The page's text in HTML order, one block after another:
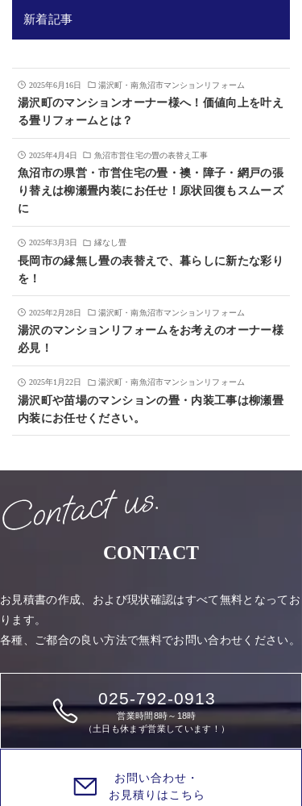
新着記事
2025年6月16日 湯沢町・南魚沼市マンションリフォーム
湯沢町のマンションオーナー様へ！価値向上を叶え
る畳リフォームとは？
2025年4月4日 魚沼市営住宅の畳の表替え工事
魚沼市の県営・市営住宅の畳・襖・障子・網戸の張
り替えは柳瀬畳内装にお任せ！原状回復もスムーズ
に
2025年3月3日 縁なし畳
長岡市の縁無し畳の表替えで、暮らしに新たな彩り
を！
2025年2月28日 湯沢町・南魚沼市マンションリフォーム
湯沢のマンションリフォームをお考えのオーナー様
必見！
2025年1月22日 湯沢町・南魚沼市マンションリフォーム
湯沢町や苗場のマンションの畳・内装工事は柳瀬畳
内装にお任せください。
CONTACT
お見積書の作成、および現状確認はすべて無料となってお
ります。
各種、ご都合の良い方法で無料でお問い合わせください。
025-792-0913
営業時間8時～18時
（土日も休まず営業しています！）
お問い合わせ・
お見積りはこちら